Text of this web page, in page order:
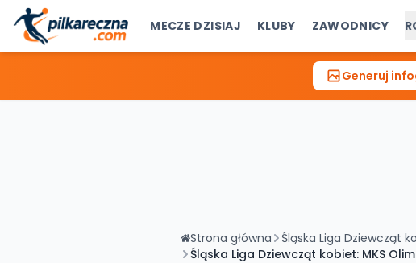
MECZE DZISIAJ KLUBY ZAWODNICY
Generuj
Strona główna
Śląska Liga Dziewcząt
Śląska Liga Dziewcząt kobiet: MKS